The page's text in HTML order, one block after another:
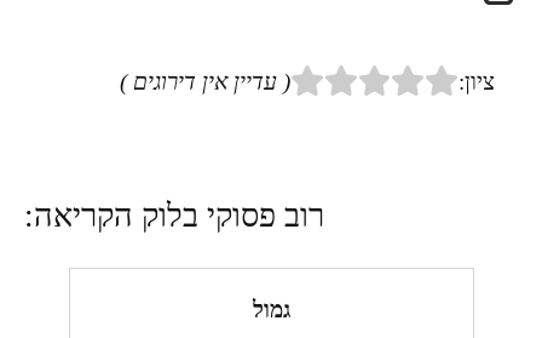
ציון: ( עדיין אין דירוגים )
רוב פסוקי בלוק הקריאה:
גמול